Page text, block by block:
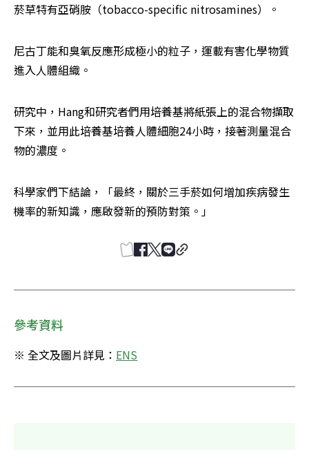
菸草特有亞硝胺（tobacco-specific nitrosamines）。
尼古丁能和臭氧反應形成極小的粒子，運載有害化學物質
進入人體組織。
研究中，Hang和研究者們用培養基將紙張上的混合物擷取
下來，並用此培養基培養人體細胞24小時，接著測量混合
物的濃度。
科學家們下結論，「最終，關於三手菸如何增加疾病發生
機率的新知識，應啟發新的預防對策。」
參考資料
※ 全文及圖片詳見： ENS